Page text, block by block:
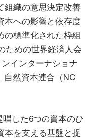
組織の意思決定改善
本への影響と依存度
の標準化された枠組
ための世界経済人会
インターナショナ
自然資本連合（NC
唱した6つの資本のひ
本を支える基盤と捉